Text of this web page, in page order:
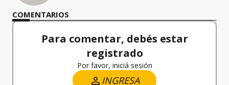
COMENTARIOS
Para comentar, debés estar
registrado
Por favor, iniciá sesión
INGRESA